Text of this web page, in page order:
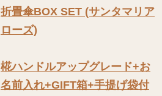
折畳傘BOX SET (サンタマリア
ローズ)
椛ハンドルアップグレード+お
名前入れ+GIFT箱+手提げ袋付